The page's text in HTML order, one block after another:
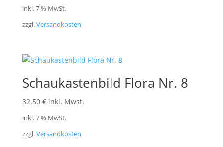
inkl. 7 % MwSt.
zzgl.Versandkosten
Schaukastenbild Flora Nr. 8
32,50 € inkl. Mwst.
inkl. 7 % MwSt.
zzgl.Versandkosten